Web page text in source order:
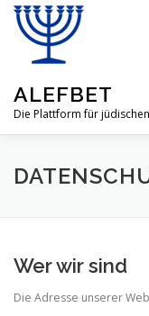
Zum
Inhalt
springen
ALEFBET
Die Plattform für
ALEFBET
GASTBEITRÄGE
Wer wir sind
Die Adresse unserer